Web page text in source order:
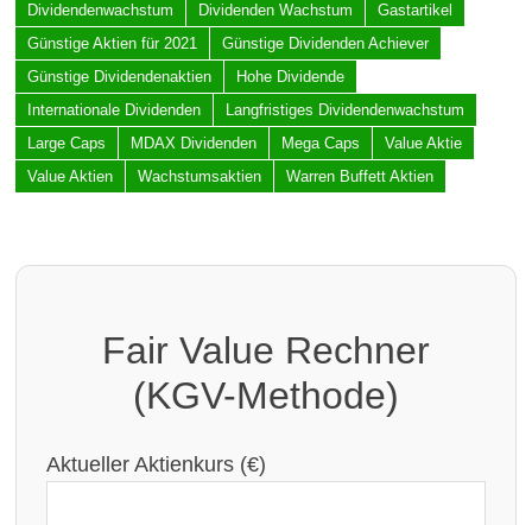
Dividendenwachstum
Dividenden Wachstum
Gastartikel
Günstige Aktien für 2021
Günstige Dividenden Achiever
Günstige Dividendenaktien
Hohe Dividende
Internationale Dividenden
Langfristiges Dividendenwachstum
Large Caps
MDAX Dividenden Mega Caps
Value Aktie
Value Aktien
Wachstumsaktien Warren Buffett Aktien
Fair Value Rechner
(KGV-Methode)
Aktueller Aktienkurs (€)